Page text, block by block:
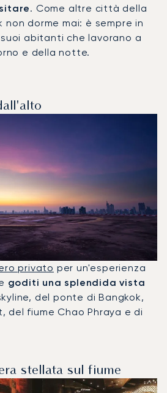
. Come altre città della
non dorme mai: è sempre in
abitanti che lavorano a
e della notte.
privato per un'esperienza
goditi una splendida vista
del ponte di Bangkok,
del fiume Chao Phraya e di
stellata sul fiume